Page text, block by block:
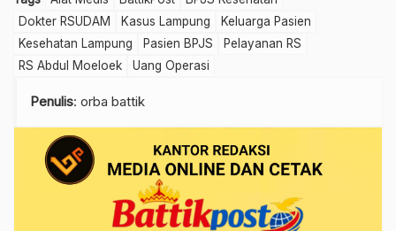
Dokter RSUDAM
Kasus Lampung
Keluarga Pasien
Kesehatan Lampung
Pasien BPJS
Pelayanan RS
RS Abdul Moeloek
Uang Operasi
Penulis: orba battik